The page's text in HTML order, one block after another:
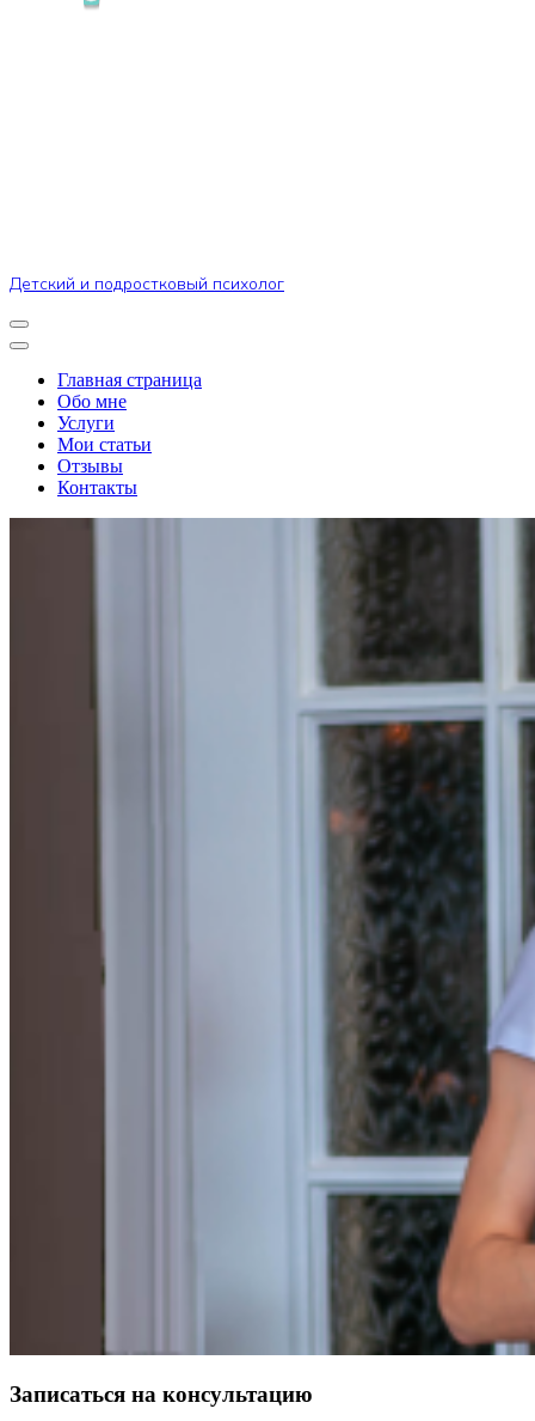
Детский и подростковый психолог
Главная страница
Обо мне
Услуги
Мои статьи
Отзывы
Контакты
Записаться на консультацию